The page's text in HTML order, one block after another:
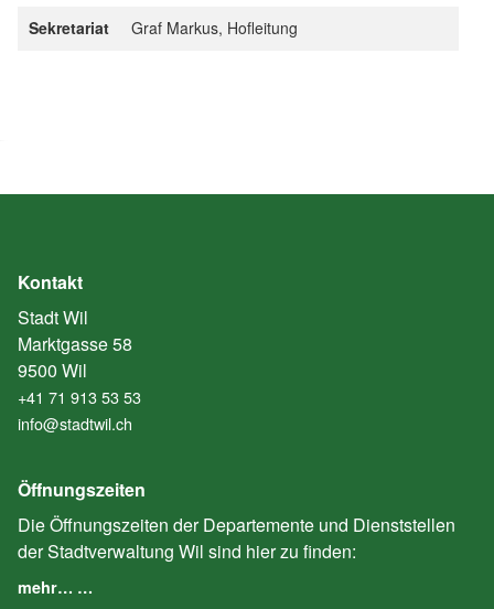
Sekretariat
Graf Markus, Hofleitung
Kontakt
Stadt Wil
Marktgasse 58
9500 Wil
+41 71 913 53 53
info@stadtwil.ch
Öffnungszeiten
Die Öffnungszeiten der Departemente und Dienststellen
der Stadtverwaltung Wil sind hier zu finden:
mehr… …